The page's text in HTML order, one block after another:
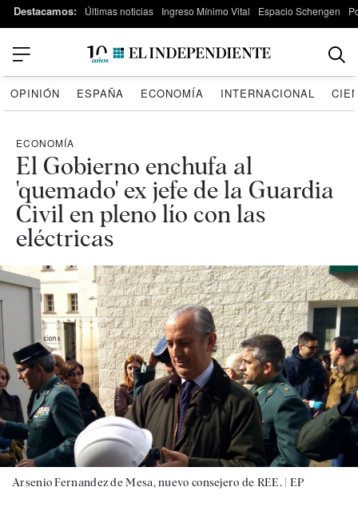
Destacamos: Últimas noticias Ingreso Mínimo Vital Espacio Schengen
OPINIÓN ESPAÑA ECONOMÍA INTERNACIONAL
ECONOMÍA
El Gobierno enchufa al
'quemado' ex jefe de la Guardia
Civil en pleno lío con las
eléctricas
Arsenio Fernandez de Mesa, nuevo consejero de REE. | EP